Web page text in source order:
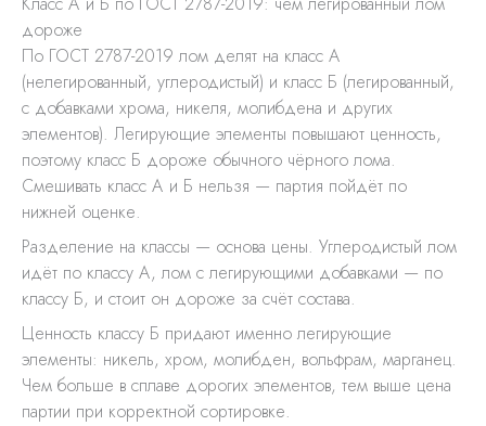
дороже
По ГОСТ 2787-2019 лом делят на класс А
(нелегированный, углеродистый) и класс Б (легированный,
с добавками хрома, никеля, молибдена и других
элементов). Легирующие элементы повышают ценность,
поэтому класс Б дороже обычного чёрного лома.
Смешивать класс А и Б нельзя — партия пойдёт по
нижней оценке.
Разделение на классы — основа цены. Углеродистый лом
идёт по классу А, лом с легирующими добавками — по
классу Б, и стоит он дороже за счёт состава.
Ценность классу Б придают именно легирующие
элементы: никель, хром, молибден, вольфрам, марганец.
Чем больше в сплаве дорогих элементов, тем выше цена
партии при корректной сортировке.